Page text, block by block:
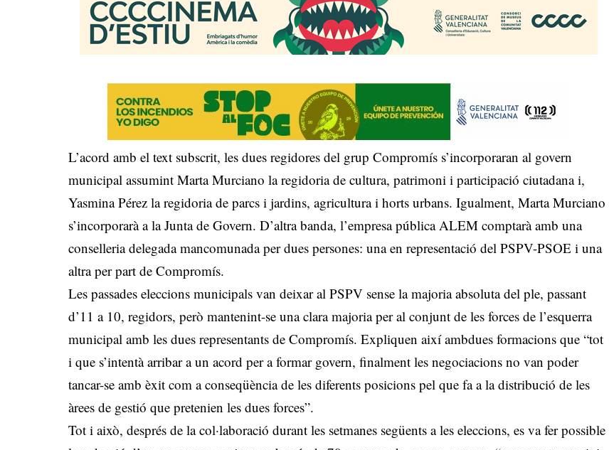
L’acord amb el text subscrit, les dues regidores del grup Compromís s’incorporaran al govern
municipal assumint Marta Murciano la regidoria de cultura, patrimoni i participació ciutadana i,
Yasmina Pérez la regidoria de parcs i jardins, agricultura i horts urbans. Igualment, Marta Murciano
s’incorporarà a la Junta de Govern. D’altra banda, l’empresa pública ALEM comptarà amb una
conselleria delegada mancomunada per dues persones: una en representació del PSPV-PSOE i una
altra per part de Compromís.
Les passades eleccions municipals van deixar al PSPV sense la majoria absoluta del ple, passant
d’11 a 10, regidors, però mantenint-se una clara majoria per al conjunt de les forces de l’esquerra
municipal amb les dues representants de Compromís. Expliquen així ambdues formacions que “tot
i que s’intentà arribar a un acord per a formar govern, finalment les negociacions no van poder
tancar-se amb èxit com a conseqüència de les diferents posicions pel que fa a la distribució de les
àrees de gestió que pretenien les dues forces”.
Tot i això, després de la col·laboració durant les setmanes següents a les eleccions, es va fer possible